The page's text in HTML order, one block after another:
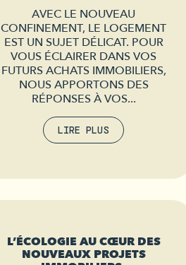
AVEC LE NOUVEAU
CONFINEMENT, LE LOGEMENT
EST UN SUJET DÉLICAT. POUR
VOUS ÉCLAIRER DANS VOS
FUTURS ACHATS IMMOBILIERS,
NOUS APPORTONS DES
RÉPONSES À VOS...
LIRE PLUS
L’ÉCOLOGIE AU CŒUR DES
NOUVEAUX PROJETS